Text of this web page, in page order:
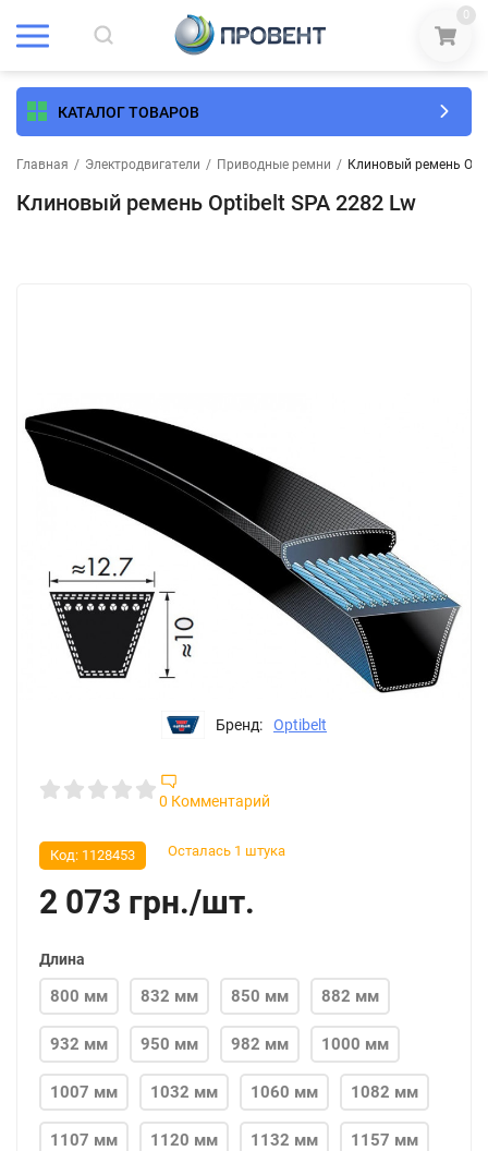
0
КАТАЛОГ ТОВАРОВ
Главная / Электродвигатели / Приводные ремни / Клиновый ремень
Клиновый ремень Optibelt SPA 2282 Lw
Бренд: Optibelt
0 Комментарий
Осталась 1 штука
Код: 1128453
2 073 грн./шт.
Длина
800 мм 832 мм 850 мм 882 мм
932 мм 950 мм 982 мм 1000 мм
1007 мм 1032 мм 1060 мм 1082 мм
1107 мм 1120 мм 1132 мм 1157 мм